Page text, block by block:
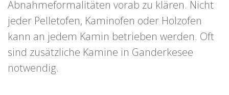
Abnahmeformalitäten vorab zu klären. Nicht
jeder Pelletofen, Kaminofen oder Holzofen
kann an jedem Kamin betrieben werden. Oft
sind zusätzliche Kamine in Ganderkesee
notwendig.